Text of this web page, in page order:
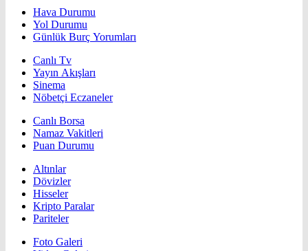
Hava Durumu
Yol Durumu
Günlük Burç Yorumları
Canlı Tv
Yayın Akışları
Sinema
Nöbetçi Eczaneler
Canlı Borsa
Namaz Vakitleri
Puan Durumu
Altınlar
Dövizler
Hisseler
Kripto Paralar
Pariteler
Foto Galeri